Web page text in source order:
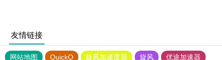
友情链接
网站地图 QuickQ 旋风加速度器 旋风 优途加速器